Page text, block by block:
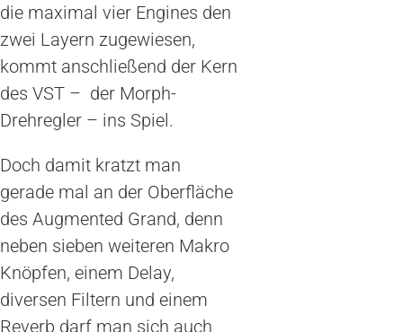
die maximal vier Engines den
zwei Layern zugewiesen,
kommt anschließend der Kern
des VST – der Morph-
Drehregler – ins Spiel.
Doch damit kratzt man
gerade mal an der Oberfläche
des Augmented Grand, denn
neben sieben weiteren Makro
Knöpfen, einem Delay,
diversen Filtern und einem
Reverb darf man sich auch